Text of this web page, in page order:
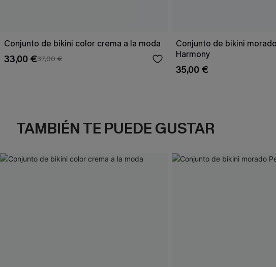
Conjunto de bikini color crema a la moda
33,00 €37,00 €
Conjunto de bikini
Harmony
35,00 €
TAMBIÉN TE PUEDE GUSTAR